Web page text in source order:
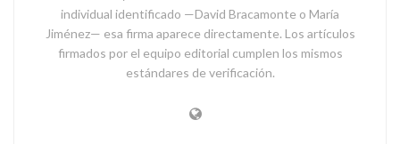
individual identificado —David Bracamonte o María
Jiménez— esa firma aparece directamente. Los artículos
firmados por el equipo editorial cumplen los mismos
estándares de verificación.